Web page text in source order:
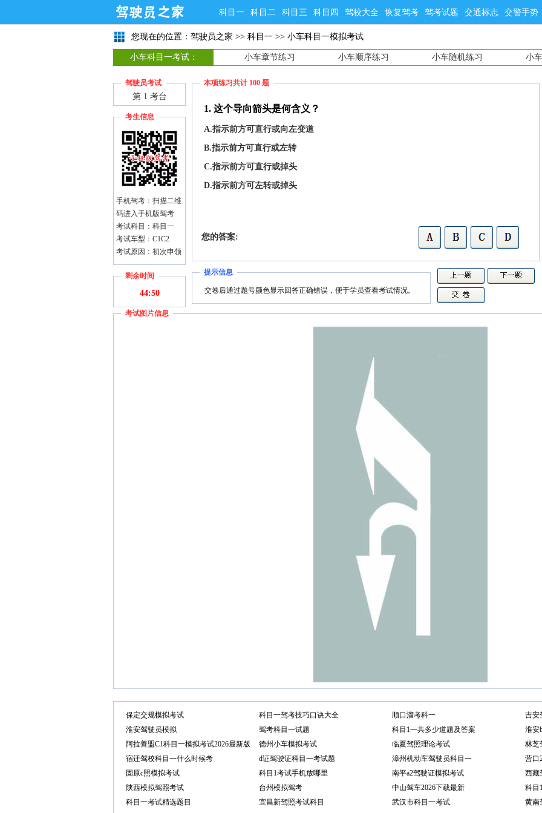
科目一 科目二 科目三 科目四 驾校大全 恢复驾考 驾考试题 交通标志 交警手势
您现在的位置： 驾驶员之家 >> 科目一 >> 小车科目一模拟考试
小车科目一考试： 小车章节练习 小车顺序练习 小车随机练习 小
驾驶员考试
第 1 考台
考生信息
手机驾考：扫描二维
码进入手机版驾考
考试科目：科目一
考试车型：C1C2
考试原因：初次申领
剩余时间
44:50
本项练习共计 100 题
1. 这个导向箭头是何含义？
A.指示前方可直行或向左变道
B.指示前方可直行或左转
C.指示前方可直行或掉头
D.指示前方可左转或掉头
您的答案:
提示信息
交卷后通过题号颜色显示回答正确错误，便于学员查看考试情况。
考试图片信息
保定交规模拟考试 科目一驾考技巧口诀大全 顺口溜考科一
吉安
淮安驾驶员模拟
驾考科目一试题 科目1一共多少道题及答案
淮安
阿拉善盟C1科目一模拟考试2026最新版
德州小车模拟考试 临夏驾照理论考试
林芝
宿迁驾校科目一什么时候考
d证驾驶证科目一考试题 漳州机动车驾驶员科目一
营口
固原c照模拟考试
科目1考试手机放哪里 南平a2驾驶证模拟考试
西藏
陕西模拟驾照考试
台州模拟驾考 中山驾车2026下载最新
科目
科目一考试精选题目
宜昌新驾照考试科目 武汉市科目一考试
黄南